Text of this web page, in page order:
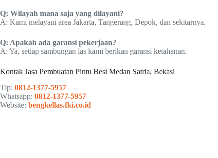
Q: Wilayah mana saja yang dilayani?
A: Kami melayani area Jakarta, Tangerang, Depok, dan sekitarnya.
Q: Apakah ada garansi pekerjaan?
A: Ya, setiap sambungan las kami berikan garansi ketahanan.
Kontak Jasa Pembuatan Pintu Besi Medan Satria, Bekasi
Tlp: 0812-1377-5957
Whatsapp: 0812-1377-5957
Website: bengkellas.fki.co.id